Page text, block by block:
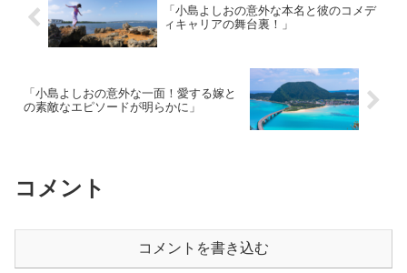
「小島よしおの意外な本名と彼のコメデ
ィキャリアの舞台裏！」
「小島よしおの意外な一面！愛する嫁と
の素敵なエピソードが明らかに」
コメント
コメントを書き込む